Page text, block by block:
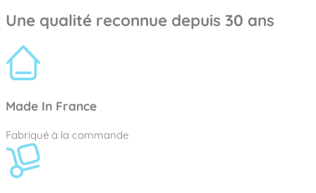
Une qualité reconnue depuis 30 ans
Made In France
Fabriqué à la commande